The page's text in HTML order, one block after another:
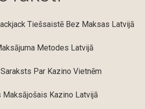
Tiešsaistē Bez Maksas Latvijā
Metodes Latvijā
Par Kazino Vietnēm
Maksājošais Kazino Latvijā